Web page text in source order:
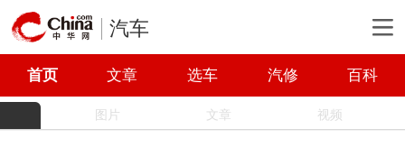
汽车
首页 文章 选车 汽修 百科
图片 文章 视频